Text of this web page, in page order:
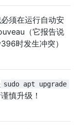
须在运行自动安
（它报告说
时发生冲突）
sudo apt upgrade
慎升级！